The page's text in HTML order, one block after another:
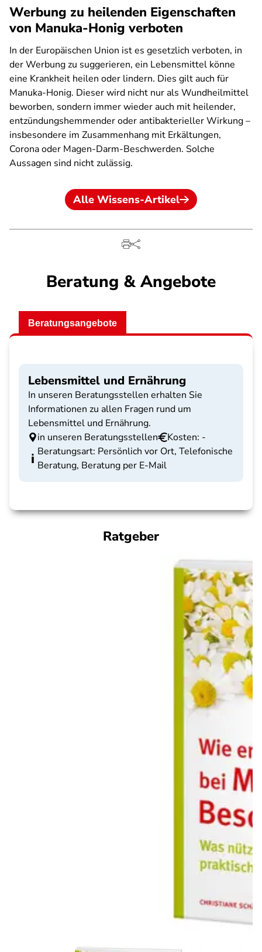
Werbung zu heilenden Eigenschaften
von Manuka-Honig verboten
In der Europäischen Union ist es gesetzlich verboten, in
der Werbung zu suggerieren, ein Lebensmittel könne
eine Krankheit heilen oder lindern. Dies gilt auch für
Manuka-Honig. Dieser wird nicht nur als Wundheilmittel
beworben, sondern immer wieder auch mit heilender,
entzündungshemmender oder antibakterieller Wirkung –
insbesondere im Zusammenhang mit Erkältungen,
Corona oder Magen-Darm-Beschwerden. Solche
Aussagen sind nicht zulässig.
Alle Wissens-Artikel
Beratung & Angebote
Beratungsangebote
Lebensmittel und Ernährung
In unseren Beratungsstellen erhalten Sie
Informationen zu allen Fragen rund um
Lebensmittel und Ernährung.
in unseren Beratungsstellen
Kosten: -
Beratungsart: Persönlich vor Ort, Telefonische
Beratung, Beratung per E-Mail
Ratgeber